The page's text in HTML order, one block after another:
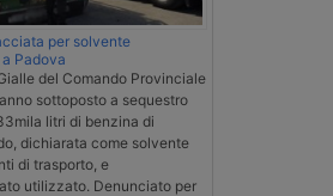
per solvente
Padova
del Comando Provinciale
sottoposto a sequestro
litri di benzina di
dichiarata come solvente
di trasporto, e
utilizzato. Denunciato per